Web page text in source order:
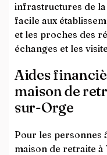
infrastructures de
facile aux
et les proches des
échanges et les
Aides
maison de
sur-Orge
Pour les personnes
maison de retraite